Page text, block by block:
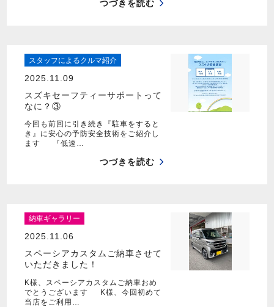
つづきを読む
スタッフによるクルマ紹介
2025.11.09
スズキセーフティーサポートって
なに？③
今回も前回に引き続き『駐車をすると
き』に安心の予防安全技術をご紹介し
ます 『低速…
つづきを読む
納車ギャラリー
2025.11.06
スペーシアカスタムご納車させて
いただきました！
K様、スペーシアカスタムご納車おめ
でとうございます K様、今回初めて
当店をご利用…